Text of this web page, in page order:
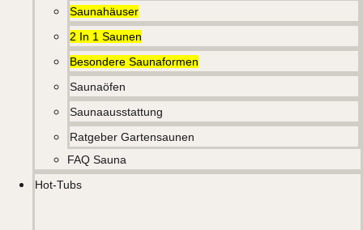
Saunahäuser
2 In 1 Saunen
Besondere Saunaformen
Saunaöfen
Saunaausstattung
Ratgeber Gartensaunen
FAQ Sauna
Hot-Tubs